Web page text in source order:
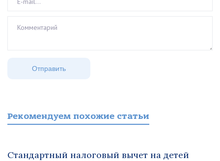
Рекомендуем похожие статьи
Стандартный налоговый вычет на детей